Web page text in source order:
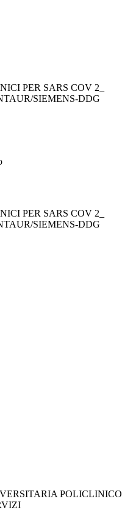
PER SARS COV 2_
SIEMENS-DDG
PER SARS COV 2_
SIEMENS-DDG
POLICLINICO